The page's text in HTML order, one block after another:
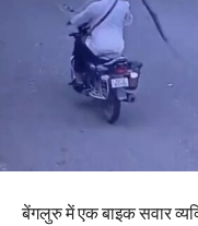
बेंगलुरु में एक बाइक सवार